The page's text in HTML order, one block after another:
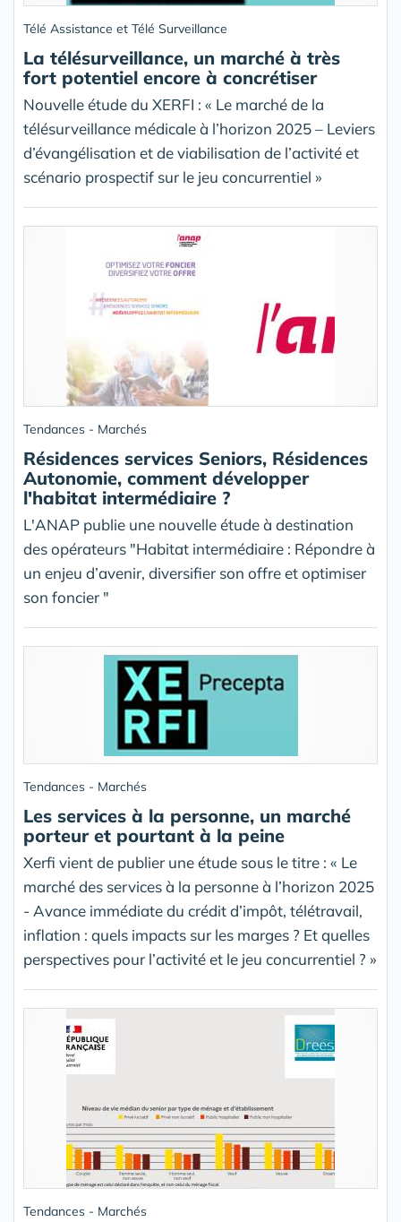
Télé Assistance et Télé Surveillance
La télésurveillance, un marché à très
fort potentiel encore à concrétiser
Nouvelle étude du XERFI : « Le marché de la
télésurveillance médicale à l’horizon 2025 – Leviers
d’évangélisation et de viabilisation de l’activité et
scénario prospectif sur le jeu concurrentiel »
Tendances - Marchés
Résidences services Seniors, Résidences
Autonomie, comment développer
l'habitat intermédiaire ?
L'ANAP publie une nouvelle étude à destination
des opérateurs "Habitat intermédiaire : Répondre à
un enjeu d’avenir, diversifier son offre et optimiser
son foncier "
Tendances - Marchés
Les services à la personne, un marché
porteur et pourtant à la peine
Xerfi vient de publier une étude sous le titre : « Le
marché des services à la personne à l’horizon 2025
- Avance immédiate du crédit d’impôt, télétravail,
inflation : quels impacts sur les marges ? Et quelles
perspectives pour l’activité et le jeu concurrentiel ? »
Tendances - Marchés